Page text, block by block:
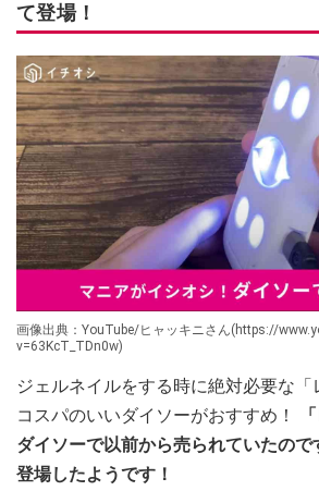
て登場！
画像出典：YouTube/ヒャッキニさん(https://
v=63KcT_TDn0w)
ジェルネイルをする時に絶対必要な「
コスパのいいダイソーがおすすめ！
ダイソーで以前から売られていたの
登場したようです！